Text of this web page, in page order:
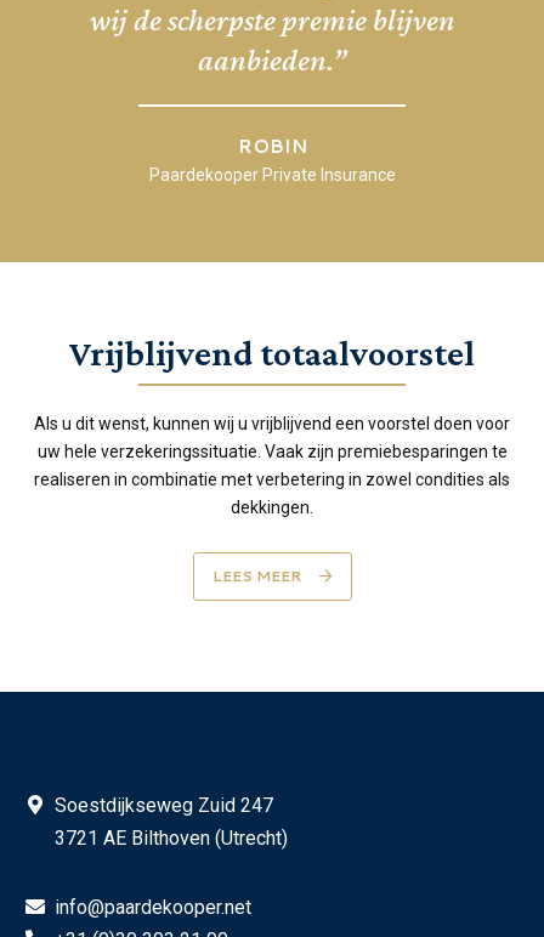
wij de scherpste premie blijven
aanbieden.”
ROBIN
Paardekooper Private Insurance
Vrijblijvend totaalvoorstel
Als u dit wenst, kunnen wij u vrijblijvend een voorstel doen voor
uw hele verzekeringssituatie. Vaak zijn premiebesparingen te
realiseren in combinatie met verbetering in zowel condities als
dekkingen.
LEES MEER
Soestdijkseweg Zuid 247
3721 AE Bilthoven (Utrecht)
info@paardekooper.net